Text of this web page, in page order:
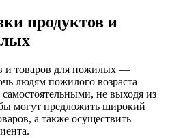
продуктов и
и товаров для пожилых —
людям пожилого возраста
не выходя из
могут предложить широкий
а также осуществить